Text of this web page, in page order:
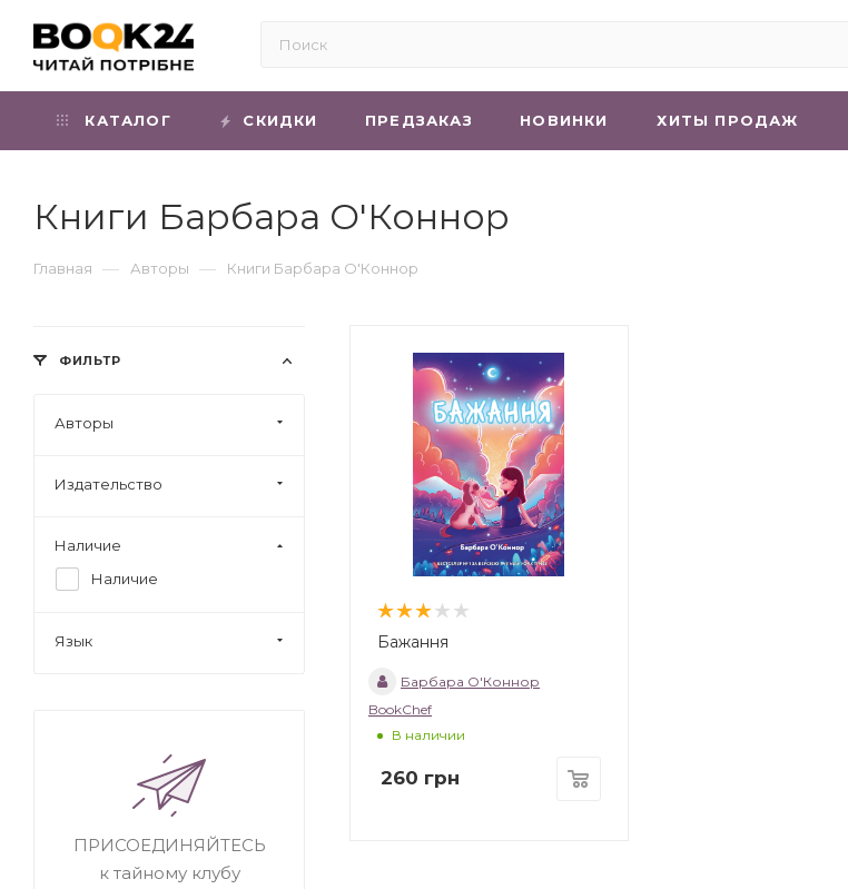
КАТАЛОГ СКИДКИ ПРЕДЗАКАЗ НОВИНКИ ХИТЫ ПРОДАЖ
Книги Барбара О'Коннор
Главная — Авторы — Книги Барбара О'Коннор
Бажання
Барбара О'Коннор
BookChef
В наличии
260 грн
ФИЛЬТР
Авторы
Издательство
Наличие
Наличие
Язык
ПРИСОЕДИНЯЙТЕСЬ
к тайному клубу